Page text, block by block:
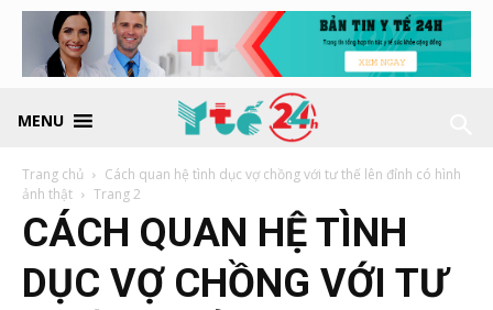
MENU
Trang chủ
Cách quan hệ tình dục vợ chồng với tư thế lên đỉnh có hình
ảnh thật
Trang 2
CÁCH QUAN HỆ TÌNH
DỤC VỢ CHỒNG VỚI TƯ